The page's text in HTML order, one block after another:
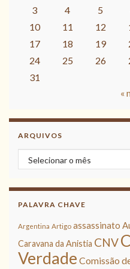
3
4 5
10
11 12
17
18 19
24
25 26
31
«
ARQUIVOS
Arquivos
PALAVRA CHAVE
Argentina Artigo assassinato
Caravana da Anistia CNV
Verdade Comissão